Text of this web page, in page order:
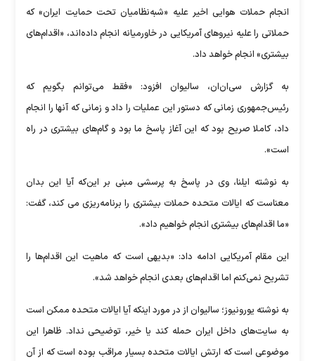
انجام حملات هوایی اخیر علیه «شبه‌نظامیان تحت حمایت ایران» که
حملاتی را علیه نیروهای آمریکایی در خاورمیانه انجام داده‌اند، «اقدام‌های
بیشتری» انجام خواهد داد.
به گزارش سی‌ان‌ان، سالیوان افزود: «فقط می‌توانم بگویم که
رئیس‌جمهوری زمانی که دستور این عملیات را داد و زمانی که آنها را انجام
داد، کاملا صریح بود که این آغاز پاسخ ما بود و گام‌های بیشتری در راه
است».
به نوشته ایلنا، وی در پاسخ به پرسشی مبنی بر این‌که آیا این بدان
معناست که ایالات متحده حملات بیشتری را برنامه‌ریزی می کند، گفت:
«ما اقدام‌های بیشتری انجام خواهیم داد».
این مقام آمریکایی ادامه داد: «بدیهی است که ماهیت این اقدام‌ها را
تشریح نمی‌کنم اما اقدام‌های بعدی انجام خواهد شد».
به نوشته یورونیوز؛ سالیوان از در مورد اینکه آیا ایالات متحده ممکن است
به سایت‌های داخل ایران حمله کند یا خیر، توضیحی نداد. ظاهرا این
موضوعی است که ارتش ایالات متحده بسیار مراقب بوده است که از آن